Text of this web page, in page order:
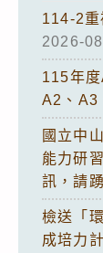
114-2重
2026-
115年
A2、A3
國立中
能力研
訊，請
檢送「
成培力計